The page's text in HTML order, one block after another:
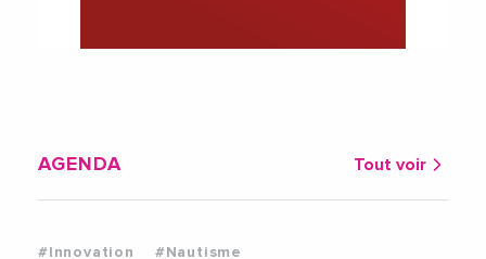
AGENDA Tout voir
#Innovation #Nautisme